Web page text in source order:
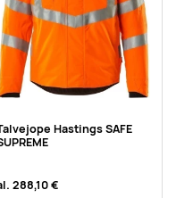
Hastings SAFE
288,10 €